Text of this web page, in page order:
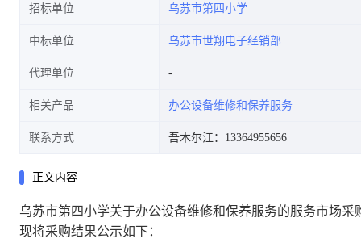
招标单位 乌苏市第四小学
中标单位 乌苏市世翔电子经销部
代理单位
相关产品 办公设备维修和保养服务
联系方式 吾木尔江：13364955656
正文内容
乌苏市第四小学关于办公设备维修和保养服务的服务市场采
现将采购结果公示如下：